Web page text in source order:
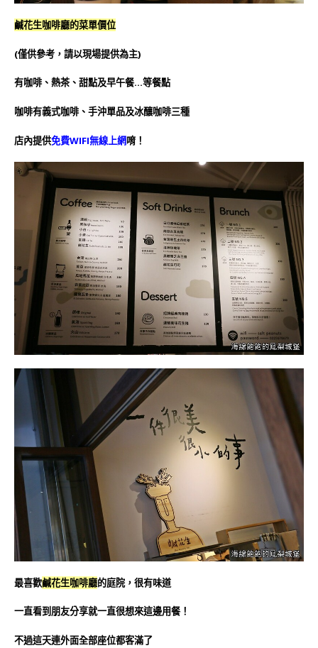
鹹花生咖啡廳的菜單價位
(僅供參考，請以現場提供為主)
有咖啡、熱茶、甜點及早午餐…等餐點
咖啡有義式咖啡、手沖單品及冰釀咖啡三種
店內提供免費WIFI無線上網唷！
最喜歡鹹花生咖啡廳的庭院，很有味道
一直看到朋友分享就一直很想來這邊用餐！
不過這天連外面全部座位都客滿了